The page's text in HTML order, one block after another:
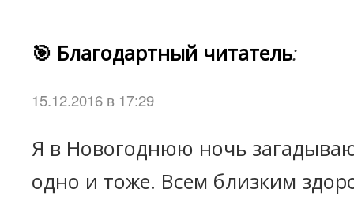
🎯 Благодартный читатель:
15.12.2016 в 17:29
Я в Новогоднюю ночь
одно и тоже. Всем близким